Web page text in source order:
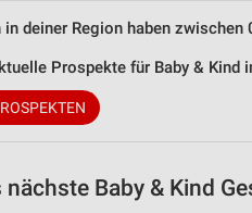
in deiner Region haben
Prospekte für Baby & Kind
nächste Baby & Kind